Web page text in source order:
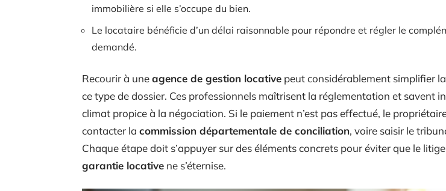
immobilière si elle s’occupe du bien.
Le locataire bénéficie d’un délai raisonnable pour répondre et régler le
demandé.
Recourir à uneagence de gestion locative peut considérablement simplifier
ce type de dossier. Ces professionnels maîtrisent la réglementation et savent
climat propice à la négociation. Si le paiement n’est pas effectué, le
contacter la commission départementale de conciliation, voire saisir le
Chaque étape doit s’appuyer sur des éléments concrets pour éviter que le
garantie locative ne s’éternise.